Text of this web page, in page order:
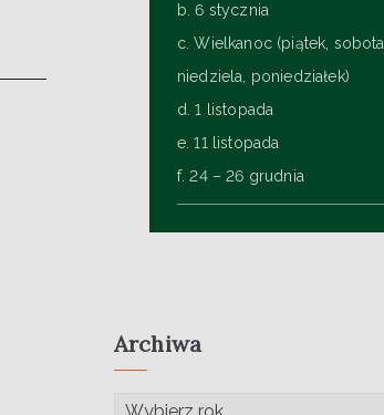
b. 6 stycznia
c. Wielkanoc (piątek, sobota,
niedziela, poniedziałek)
d. 1 listopada
e. 11 listopada
f. 24 – 26 grudnia
Archiwa